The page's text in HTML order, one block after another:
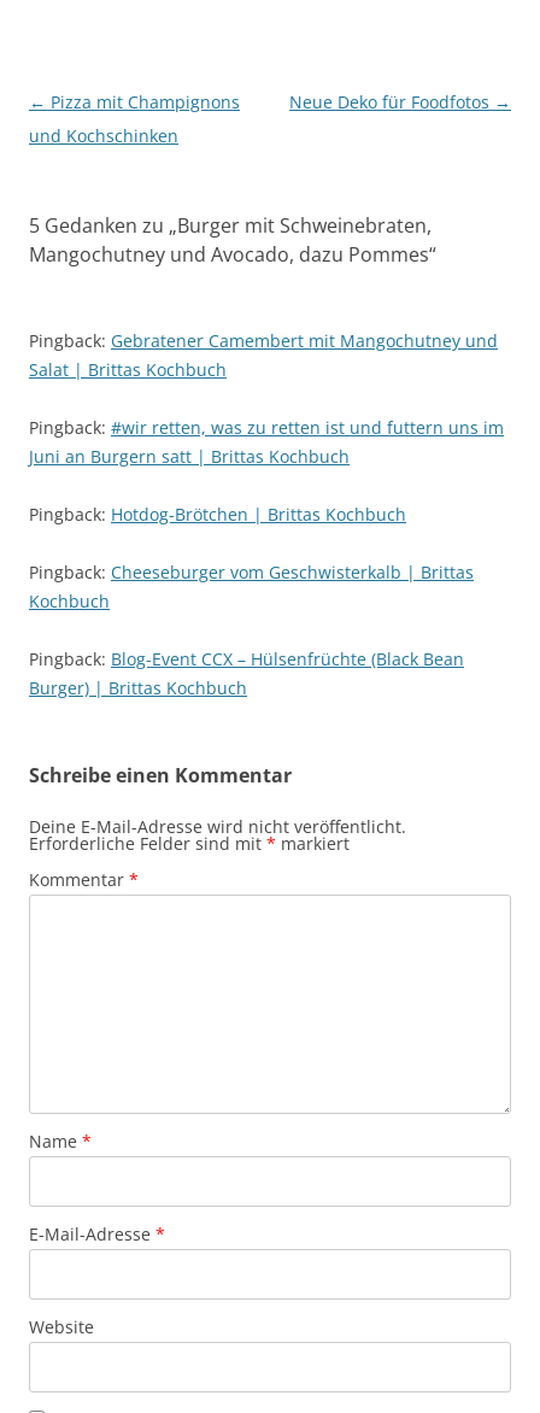
Beitragsnavigation
← Pizza mit Champignons
und Kochschinken
Neue Deko für Foodfotos →
5 Gedanken zu „Burger mit Schweinebraten,
Mangochutney und Avocado, dazu Pommes“
Pingback: Gebratener Camembert mit Mangochutney und
Salat | Brittas Kochbuch
Pingback: #wir retten, was zu retten ist und futtern uns im
Juni an Burgern satt | Brittas Kochbuch
Pingback: Hotdog-Brötchen | Brittas Kochbuch
Pingback: Cheeseburger vom Geschwisterkalb | Brittas
Kochbuch
Pingback: Blog-Event CCX – Hülsenfrüchte (Black Bean
Burger) | Brittas Kochbuch
Schreibe einen Kommentar
Deine E-Mail-Adresse wird nicht veröffentlicht.
Erforderliche Felder sind mit * markiert
Kommentar *
Name *
E-Mail-Adresse *
Website